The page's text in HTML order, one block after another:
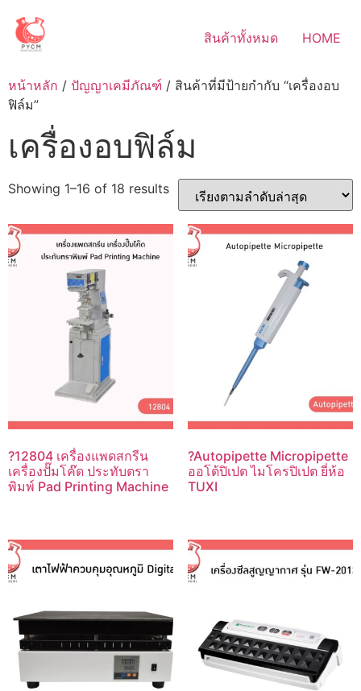
content
สินค้าทั้งหมด HOME
หน้าหลัก / ปัญญาเคมีภัณฑ์ / สินค้าที่มีป้ายกำกับ “เครื่องอบ
ฟิล์ม”
เครื่องอบฟิล์ม
Showing 1–16 of 18 resultsSorted
by
latest
?12804 เครื่องแพดสกรีน
เครื่องปั๊มโค๊ด ประทับตรา
พิมพ์ Pad Printing Machine
?Autopipette Micropipette
ออโต้ปิเปต ไมโครปิเปต ยี่ห้อ
TUXI